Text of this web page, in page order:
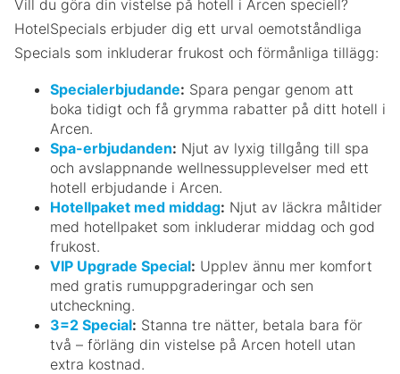
Vill du göra din vistelse på hotell i Arcen speciell?
HotelSpecials erbjuder dig ett urval oemotståndliga
Specials som inkluderar frukost och förmånliga tillägg:
Specialerbjudande: Spara pengar genom att
boka tidigt och få grymma rabatter på ditt hotell i
Arcen.
Spa-erbjudanden: Njut av lyxig tillgång till spa
och avslappnande wellnessupplevelser med ett
hotell erbjudande i Arcen.
Hotellpaket med middag: Njut av läckra måltider
med hotellpaket som inkluderar middag och god
frukost.
VIP Upgrade Special: Upplev ännu mer komfort
med gratis rumuppgraderingar och sen
utcheckning.
3=2 Special: Stanna tre nätter, betala bara för
två – förläng din vistelse på Arcen hotell utan
extra kostnad.